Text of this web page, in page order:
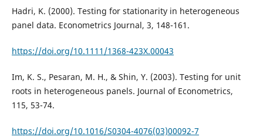
Hadri, K. (2000). Testing for stationarity in heterogeneous
panel data. Econometrics Journal, 3, 148-161.
https://doi.org/10.1111/1368-423X.00043
Im, K. S., Pesaran, M. H., & Shin, Y. (2003). Testing for unit
roots in heterogeneous panels. Journal of Econometrics,
115, 53-74.
https://doi.org/10.1016/S0304-4076(03)00092-7